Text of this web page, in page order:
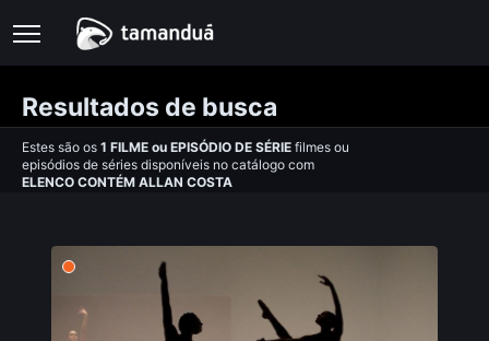
Resultados de busca
Estes são os 1 FILME ou EPISÓDIO DE SÉRIE filmes ou
episódios de séries disponíveis no catálogo com
ELENCO CONTÉM ALLAN COSTA